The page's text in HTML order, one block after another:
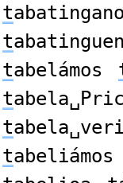
t
t
tabelámos
t
t
tabeliámos